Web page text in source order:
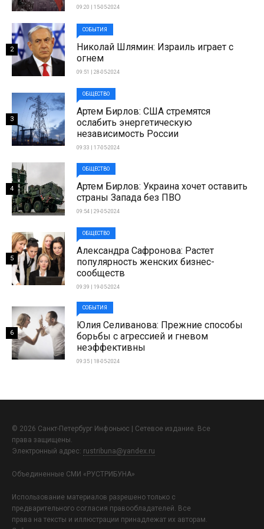
09:20 | 15-05-2024
СОБЫТИЯ
Николай Шлямин: Израиль играет с
огнем
09:51 | 28-05-2024
2
ОБЩЕСТВО
Артем Бирлов: США стремятся
ослабить энергетическую
независимость России
09:33 | 17-05-2024
3
ОБЩЕСТВО
Артем Бирлов: Украина хочет оставить
страны Запада без ПВО
09:54 | 29-05-2024
4
ОБЩЕСТВО
Александра Сафронова: Растет
популярность женских бизнес-
сообществ
09:39 | 19-05-2024
5
СОБЫТИЯ
Юлия Селиванова: Прежние способы
борьбы с агрессией и гневом
неэффективны
09:35 | 18-05-2024
6
© 2026 Санкт-Петербург Инфоньюс | Сетевое издание. Все
права защищены.
Электронный адрес: rustribuna@yandex.ru
Объединенные СМИ «РУСТРИБУНА»
Использование материалов разрешено только с
предварительного согласия правообладателей. Все
права на тексты и иллюстрации принадлежат их авторам.